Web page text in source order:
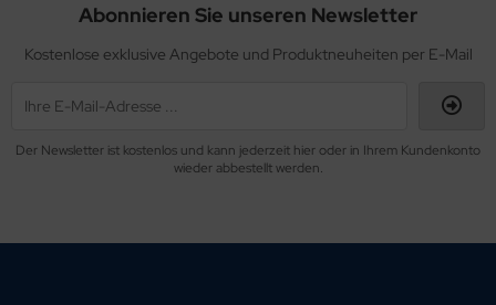
Abonnieren Sie unseren Newsletter
Kostenlose exklusive Angebote und Produktneuheiten per E-Mail
Der Newsletter ist kostenlos und kann jederzeit hier oder in Ihrem Kundenkonto
wieder abbestellt werden.